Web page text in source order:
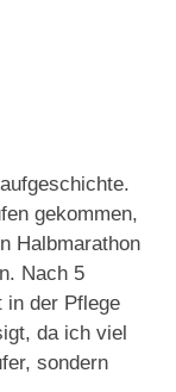
gekommen,
Halbmarathon
Nach 5
in der Pflege
da ich viel
sondern